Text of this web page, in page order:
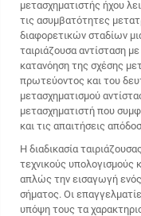
μετασχηματιστής ήχου
τις ασυμβατότητες
διαφορετικών σταδίων
ταιριάζουσα αντίσταση
κατανόηση της σχέσης
πρωτεύοντος και του
μετασχηματισμού
μετασχηματιστή που
και τις απαιτήσεις
Η διαδικασία
τεχνικούς υπολογισμούς
απλώς την εισαγωγή
σήματος. Οι
υπόψη τους τα